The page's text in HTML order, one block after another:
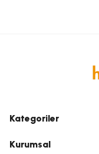
Kategoriler
Kurumsal